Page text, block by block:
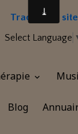
Traduire le site
Select Language
Blog